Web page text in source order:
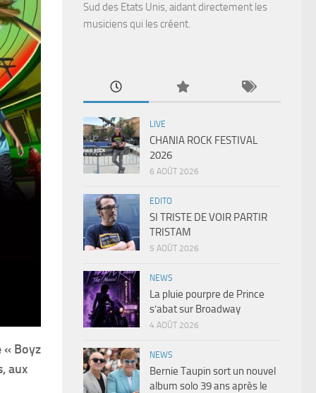
Boyz
aux
Sud des Etats Unis, aidant directement les
musiciens qui les créent.
LIVE
CHANIA ROCK FESTIVAL
2026
6 AOÛT 2026
EDITO
SI TRISTE DE VOIR PARTIR
TRISTAM
5 AOÛT 2026
NEWS
La pluie pourpre de Prince
s’abat sur Broadway
4 AOÛT 2026
NEWS
Bernie Taupin sort un nouvel
album solo 39 ans après le